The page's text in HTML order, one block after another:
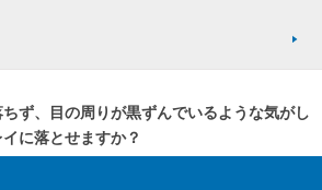
ず、目の周りが黒ずんでいるような気がし
に落とせますか？